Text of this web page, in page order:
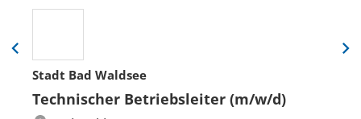
Stadt Bad Waldsee
Technischer Betriebsleiter (m/w/d)
Folie
zurück
Eine